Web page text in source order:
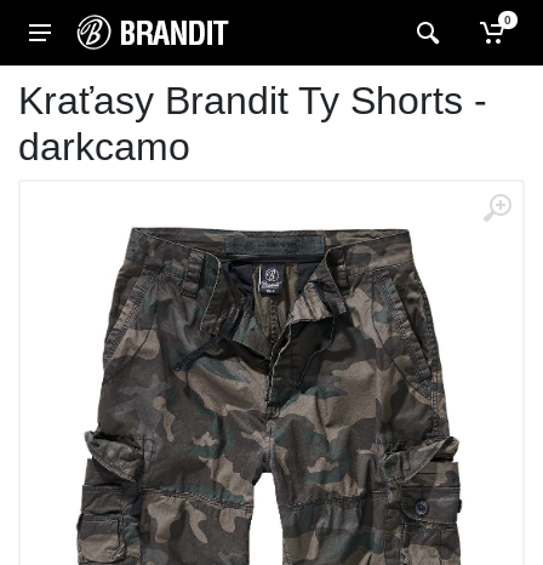
0
Kraťasy Brandit Ty Shorts -
darkcamo